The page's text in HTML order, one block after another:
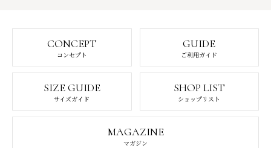
CONCEPT
コンセプト
GUIDE
ご利用ガイド
SIZE GUIDE
サイズガイド
SHOP LIST
ショップリスト
MAGAZINE
マガジン